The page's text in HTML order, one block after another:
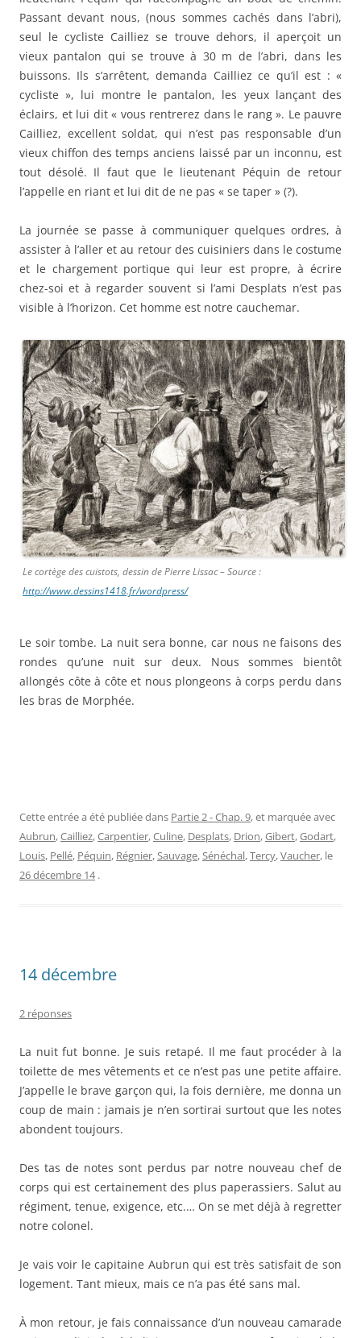
Passant devant nous, (nous sommes cachés dans l’abri),
seul le cycliste Cailliez se trouve dehors, il aperçoit un
vieux pantalon qui se trouve à 30 m de l’abri, dans les
buissons. Ils s’arrêtent, demanda Cailliez ce qu’il est : «
cycliste », lui montre le pantalon, les yeux lançant des
éclairs, et lui dit « vous rentrerez dans le rang ». Le pauvre
Cailliez, excellent soldat, qui n’est pas responsable d’un
vieux chiffon des temps anciens laissé par un inconnu, est
tout désolé. Il faut que le lieutenant Péquin de retour
l’appelle en riant et lui dit de ne pas « se taper » (?).
La journée se passe à communiquer quelques ordres, à
assister à l’aller et au retour des cuisiniers dans le costume
et le chargement portique qui leur est propre, à écrire
chez-soi et à regarder souvent si l’ami Desplats n’est pas
visible à l’horizon. Cet homme est notre cauchemar.
Le cortège des cuistots, dessin de Pierre Lissac – Source :
http://www.dessins1418.fr/wordpress/
Le soir tombe. La nuit sera bonne, car nous ne faisons des
rondes qu’une nuit sur deux. Nous sommes bientôt
allongés côte à côte et nous plongeons à corps perdu dans
les bras de Morphée.
Cette entrée a été publiée dans Partie 2 - Chap. 9, et marquée avec
Aubrun,Cailliez,Carpentier,Culine, Desplats, Drion,Gibert,Godart,
Louis, Pellé, Péquin, Régnier,Sauvage,Sénéchal,Tercy,Vaucher, le
26 décembre 14 .
14 décembre
2 réponses
La nuit fut bonne. Je suis retapé. Il me faut procéder à la
toilette de mes vêtements et ce n’est pas une petite affaire.
J’appelle le brave garçon qui, la fois dernière, me donna un
coup de main : jamais je n’en sortirai surtout que les notes
abondent toujours.
Des tas de notes sont perdus par notre nouveau chef de
corps qui est certainement des plus paperassiers. Salut au
régiment, tenue, exigence, etc.… On se met déjà à regretter
notre colonel.
Je vais voir le capitaine Aubrun qui est très satisfait de son
logement. Tant mieux, mais ce n’a pas été sans mal.
À mon retour, je fais connaissance d’un nouveau camarade